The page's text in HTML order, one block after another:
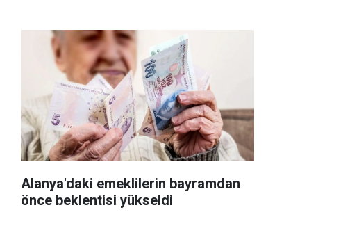
Alanya'daki emeklilerin bayramdan
önce beklentisi yükseldi